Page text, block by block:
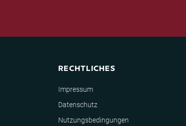
RECHTLICHES
Impressum
Datenschutz
Nutzungsbedingungen